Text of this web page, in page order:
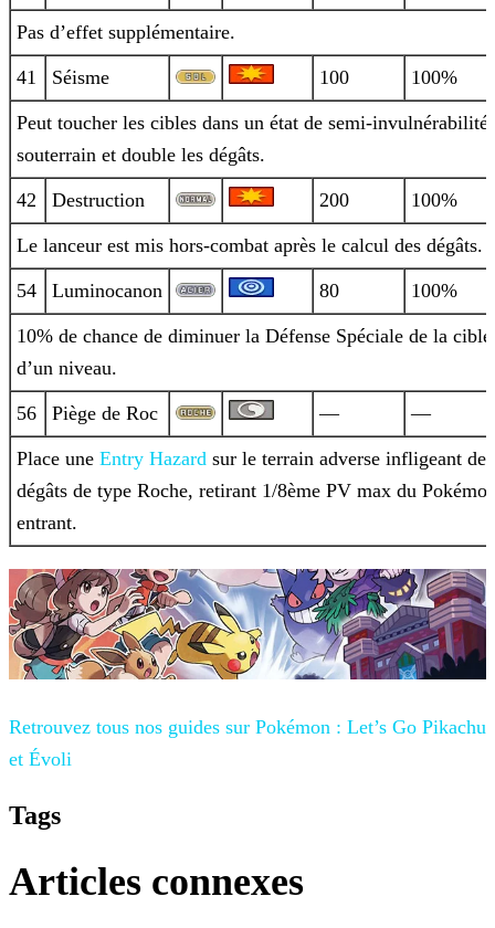
Pas d’effet supplémentaire.
41 Séisme 100 100%
Peut toucher les cibles dans un état de semi-invulnérabilité
souterrain et double les dégâts.
42 Destruction 200 100%
Le lanceur est mis hors-combat après le calcul des dégâts.
54 Luminocanon 80 100%
10% de chance de diminuer la Défense Spéciale de la cible
d’un niveau.
56 Piège de Roc — —
Place une Entry Hazard sur le terrain adverse infligeant des
dégâts de type Roche, retirant 1/8ème PV max du
entrant.
Retrouvez tous nos guides sur Pokémon : Let’s Go Pikachu
et Évoli
Tags
Articles connexes